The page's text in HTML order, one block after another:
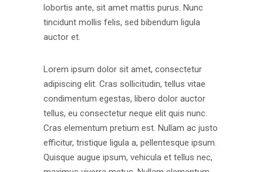
lobortis ante, sit amet mattis purus. Nunc
tincidunt mollis felis, sed bibendum ligula
auctor et.
Lorem ipsum dolor sit amet, consectetur
adipiscing elit. Cras sollicitudin, tellus vitae
condimentum egestas, libero dolor auctor
tellus, eu consectetur neque elit quis nunc.
Cras elementum pretium est. Nullam ac justo
efficitur, tristique ligula a, pellentesque ipsum.
Quisque augue ipsum, vehicula et tellus nec,